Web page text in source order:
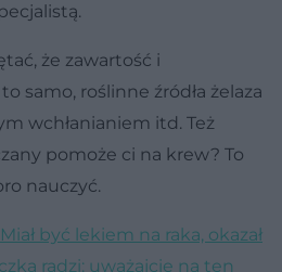
że zawartość i
samo, roślinne źródła żelaza
wchłanianiem itd. Też
pomoże ci na krew? To
nauczyć.
Miał być lekiem na raka, okazał
radzi: uważajcie na ten